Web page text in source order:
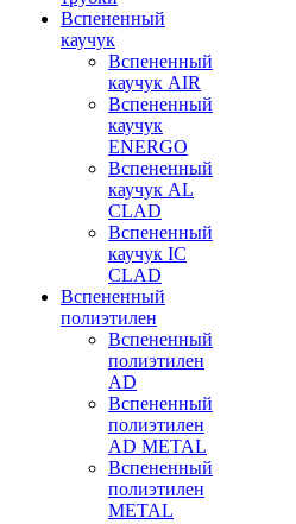
Вспененный
каучук
Вспененный
каучук AIR
Вспененный
каучук
ENERGO
Вспененный
каучук AL
CLAD
Вспененный
каучук IC
CLAD
Вспененный
полиэтилен
Вспененный
полиэтилен
AD
Вспененный
полиэтилен
AD METAL
Вспененный
полиэтилен
METAL